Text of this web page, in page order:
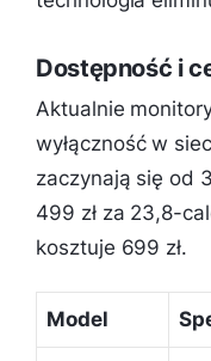
Dostępność i
Aktualnie
wyłączność w
zaczynają się od
499 zł za 23,8-
kosztuje 699 zł.
Model